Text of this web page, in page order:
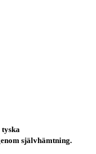
självhämtning.